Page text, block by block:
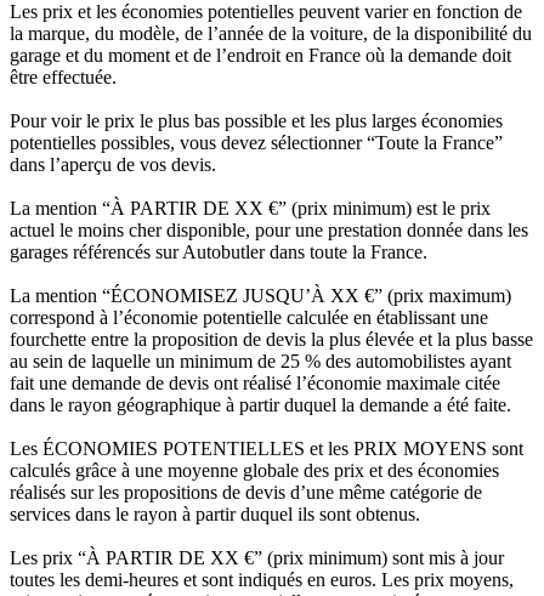
Les prix et les économies potentielles peuvent varier en fonction de
la marque, du modèle, de l’année de la voiture, de la disponibilité du
garage et du moment et de l’endroit en France où la demande doit
être effectuée.
Pour voir le prix le plus bas possible et les plus larges économies
potentielles possibles, vous devez sélectionner “Toute la France”
dans l’aperçu de vos devis.
La mention “À PARTIR DE XX €” (prix minimum) est le prix
actuel le moins cher disponible, pour une prestation donnée dans les
garages référencés sur Autobutler dans toute la France.
La mention “ÉCONOMISEZ JUSQU’À XX €” (prix maximum)
correspond à l’économie potentielle calculée en établissant une
fourchette entre la proposition de devis la plus élevée et la plus basse
au sein de laquelle un minimum de 25 % des automobilistes ayant
fait une demande de devis ont réalisé l’économie maximale citée
dans le rayon géographique à partir duquel la demande a été faite.
Les ÉCONOMIES POTENTIELLES et les PRIX MOYENS sont
calculés grâce à une moyenne globale des prix et des économies
réalisés sur les propositions de devis d’une même catégorie de
services dans le rayon à partir duquel ils sont obtenus.
Les prix “À PARTIR DE XX €” (prix minimum) sont mis à jour
toutes les demi-heures et sont indiqués en euros. Les prix moyens,